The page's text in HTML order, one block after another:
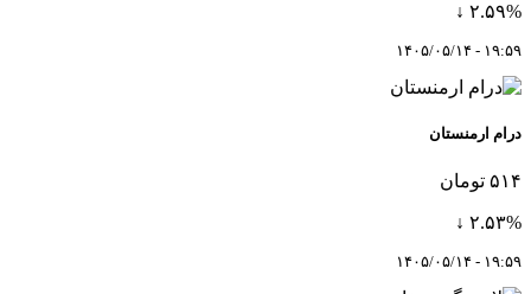
۲.۵۹% ↓
۱۹:۵۹ - ۱۴۰۵/۰۵/۱۴
درام ارمنستان
۵۱۴ تومان
۲.۵۳% ↓
۱۹:۵۹ - ۱۴۰۵/۰۵/۱۴